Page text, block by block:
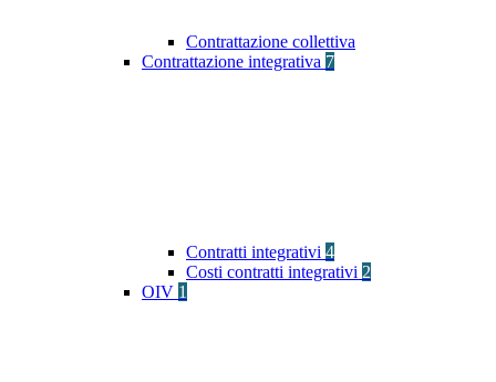
Contrattazione collettiva
Contrattazione integrativa 7
Contratti integrativi 4
Costi contratti integrativi 2
OIV 1